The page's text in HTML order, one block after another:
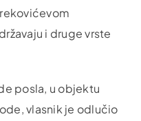
i druge vrste
posla, u objektu
vlasnik je odlučio